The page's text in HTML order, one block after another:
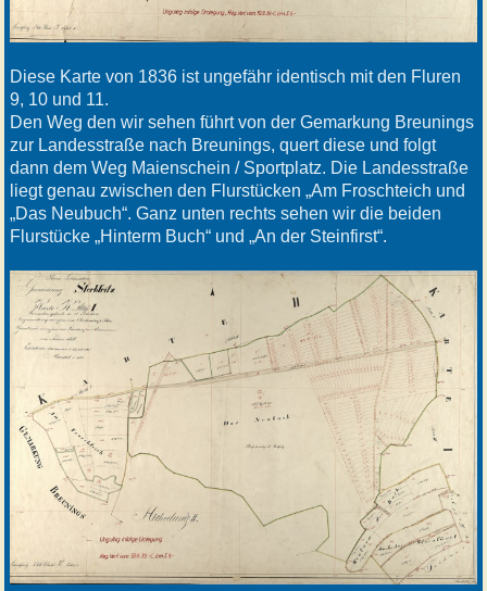
Diese Karte von 1836 ist ungefähr identisch mit den Fluren
9, 10 und 11.
Den Weg den wir sehen führt von der Gemarkung Breunings
zur Landesstraße nach Breunings, quert diese und folgt
dann dem Weg Maienschein / Sportplatz. Die Landesstraße
liegt genau zwischen den Flurstücken „Am Froschteich und
„Das Neubuch“. Ganz unten rechts sehen wir die beiden
Flurstücke „Hinterm Buch“ und „An der Steinfirst“.